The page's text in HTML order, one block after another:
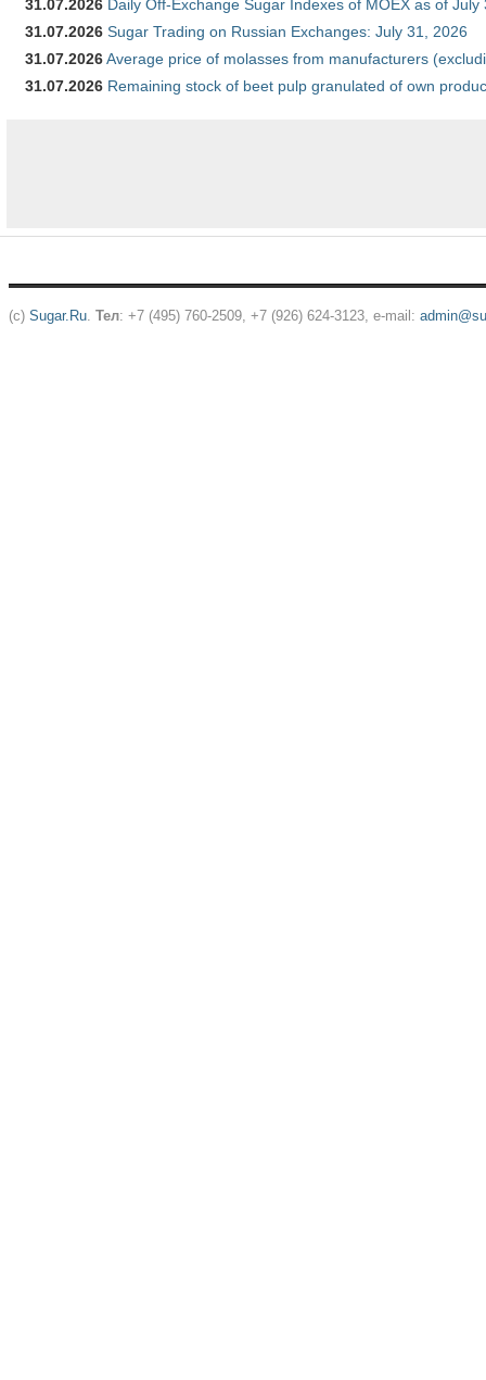
31.07.2026 Daily Off-Exchange Sugar Indexes of MOEX as of July
31.07.2026 Sugar Trading on Russian Exchanges: July 31, 2026
31.07.2026Average price of molasses from manufacturers
31.07.2026 Remaining stock of beet pulp granulated of own
(c) Sugar.Ru. Тел: +7 (495) 760-2509, +7 (926) 624-3123, e-mail: